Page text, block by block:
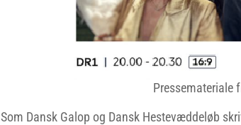
Pressemateriale
Som Dansk Galop og Dansk Hestevæddeløb